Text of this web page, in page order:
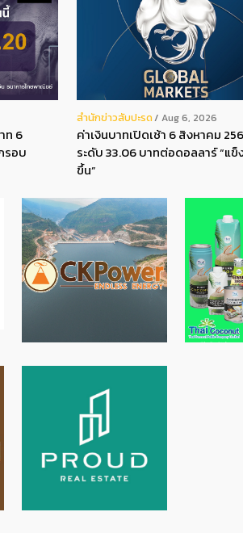
ท 6
รอบ
สํานักข่าวสับปะรด Aug 6, 2026
ค่าเงินบาทเปิดเช้า 6 สิงหาคม
ระดับ 33.06 บาทต่อดอลลาร์ “แข็
ขึ้น”